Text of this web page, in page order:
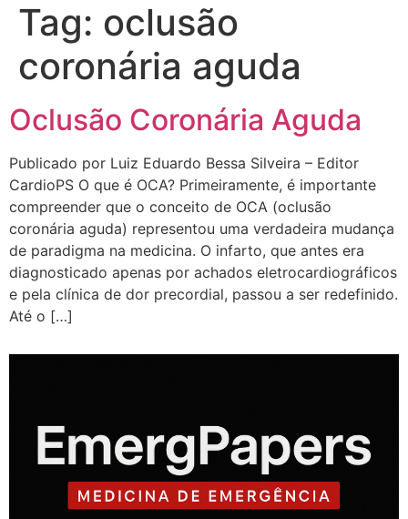
Tag: oclusão
coronária aguda
Oclusão Coronária Aguda
Publicado por Luiz Eduardo Bessa Silveira – Editor
CardioPS O que é OCA? Primeiramente, é importante
compreender que o conceito de OCA (oclusão
coronária aguda) representou uma verdadeira mudança
de paradigma na medicina. O infarto, que antes era
diagnosticado apenas por achados eletrocardiográficos
e pela clínica de dor precordial, passou a ser redefinido.
Até o […]